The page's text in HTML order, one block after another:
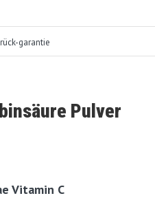
garantie
Pulver
Vitamin C